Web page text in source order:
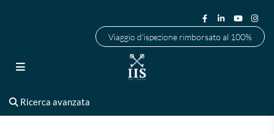
Viaggio d'ispezione rimborsato al 100%
Ricerca avanzata